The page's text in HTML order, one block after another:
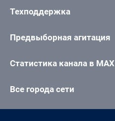
Техподдержка
Предвыборная агитация
Статистика канала в MAX
Все города сети